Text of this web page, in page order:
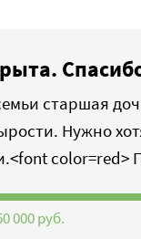
старшая
Нужно
color=red>
000 руб.